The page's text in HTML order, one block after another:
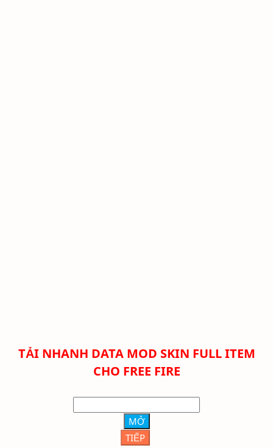
TẢI NHANH DATA MOD SKIN FULL ITEM
CHO FREE FIRE
MỞ
TIẾP